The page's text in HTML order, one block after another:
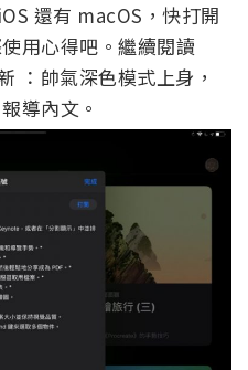
還有 macOS，快打開
用心得吧。繼續閱讀
：帥氣深色模式上身，
導內文。